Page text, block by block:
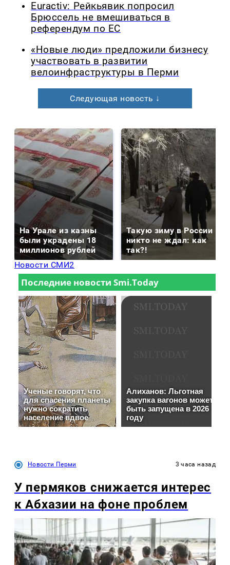
Euractiv: Рейкьявик попросил
Брюссель не вмешиваться в
референдум по ЕС
«Новые люди» предложили бизнесу
участвовать в развитии
велоинфраструктуры в Перми
Следующая новость ↓
На Урале из казны
были украдены 18
миллионов рублей
Такую зиму в России
никто не ждал: как
так?!
Новости СМИ2
Новости Перми 3 часа назад
У пермяков снижается интерес
к Абхазии на фоне проблем